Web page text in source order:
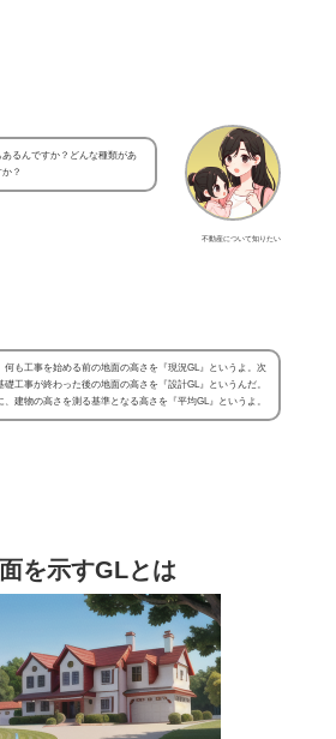
不動産について知りたい
あるんですか？どんな種類があ
？
何も工事を始める前の地面の高さを『現況GL』というよ。次
礎工事が終わった後の地面の高さを『設計GL』というんだ。
、建物の高さを測る基準となる高さを『平均GL』というよ。
を示すGLとは